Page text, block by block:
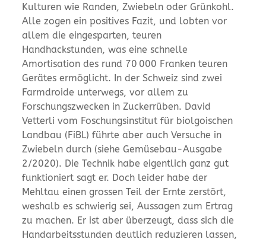
Kulturen wie Randen, Zwiebeln oder Grünkohl.
Alle zogen ein positives Fazit, und lobten vor
allem die eingesparten, teuren
Handhackstunden, was eine schnelle
Amortisation des rund 70 000 Franken teuren
Gerätes ermöglicht. In der Schweiz sind zwei
Farmdroide unterwegs, vor allem zu
Forschungszwecken in Zuckerrüben. David
Vetterli vom Foschungsinstitut für biolgoischen
Landbau (FiBL) führte aber auch Versuche in
Zwiebeln durch (siehe Gemüsebau-Ausgabe
2/2020). Die Technik habe eigentlich ganz gut
funktioniert sagt er. Doch leider habe der
Mehltau einen grossen Teil der Ernte zerstört,
weshalb es schwierig sei, Aussagen zum Ertrag
zu machen. Er ist aber überzeugt, dass sich die
Handarbeitsstunden deutlich reduzieren lassen,